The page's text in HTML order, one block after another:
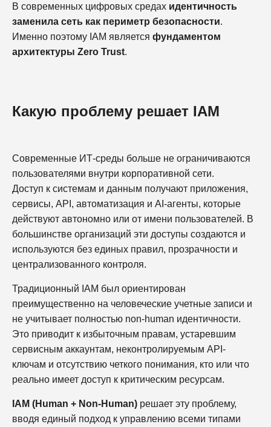
В современных цифровых средах идентичность
заменила сеть как периметр безопасности.
Именно поэтому IAM является фундаментом
архитектуры Zero Trust.
Какую проблему решает IAM
Современные ИТ-среды больше не ограничиваются
пользователями внутри корпоративной сети.
Доступ к системам и данным получают приложения,
сервисы, API, автоматизация и AI-агенты, которые
действуют автономно или от имени пользователей. В
большинстве организаций эти доступы создаются и
используются без единых правил, прозрачности и
централизованного контроля.
Традиционный IAM был ориентирован
преимущественно на человеческие учетные записи и
не учитывает полностью non-human идентичности.
Это приводит к избыточным правам, устаревшим
сервисным аккаунтам, неконтролируемым API-
ключам и отсутствию четкого понимания, кто или что
реально имеет доступ к критическим ресурсам.
IAM (Human + Non-Human) решает эту проблему,
вводя единый подход к управлению всеми типами